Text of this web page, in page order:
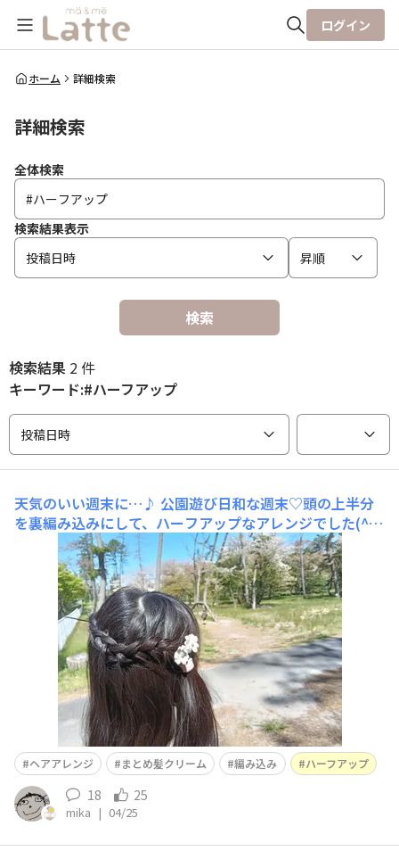
全体検索
ログイン
ホーム 詳細検索
詳細検索
全体検索
検索結果表示
投稿日時
昇順
検索
検索結果 2 件
キーワード:#ハーフアップ
投稿日時
天気のいい週末に…♪ 公園遊び日和な週末♡頭の上半分
を裏編み込みにして、ハーフアップなアレンジでした(⁠^⁠^⁠)
編み込みアレンジもどこを編み込むか、どれだけ編み込む
か…で色々雰囲気が違ってきますね♪皆さんも良い週末
ヘアアレンジ まとめ髪クリーム 編み込み ハーフアップ
18 25
mika | 04/25